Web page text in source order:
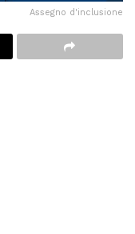
Assegno d'inclusione